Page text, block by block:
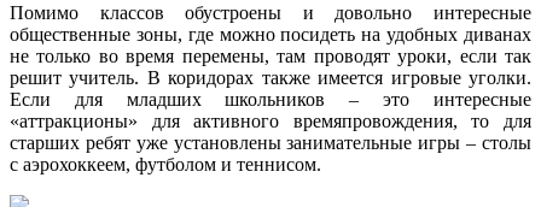
Помимо классов обустроены и довольно интересные
общественные зоны, где можно посидеть на удобных диванах
не только во время перемены, там проводят уроки, если так
решит учитель. В коридорах также имеется игровые уголки.
Если для младших школьников – это интересные
«аттракционы» для активного времяпровождения, то для
старших ребят уже установлены занимательные игры – столы
с аэрохоккеем, футболом и теннисом.